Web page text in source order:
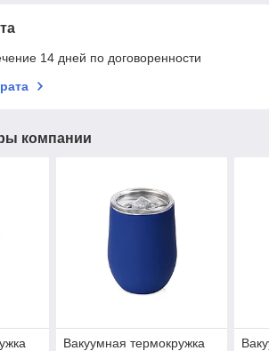
14 дней по договоренности
компании
Вакуумная термокружка